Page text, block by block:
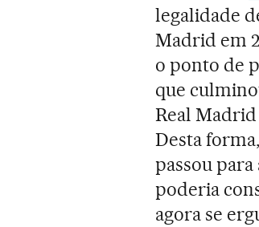
legalidade
Madrid em
o ponto de
que
Real Madrid
Desta
passou
poderia
agora se